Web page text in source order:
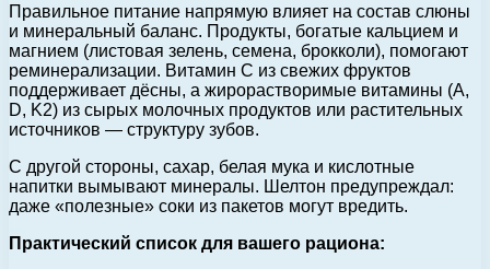
Правильное питание напрямую влияет на состав слюны
и минеральный баланс. Продукты, богатые кальцием и
магнием (листовая зелень, семена, брокколи), помогают
реминерализации. Витамин C из свежих фруктов
поддерживает дёсны, а жирорастворимые витамины (A,
D, K2) из сырых молочных продуктов или растительных
источников — структуру зубов.
С другой стороны, сахар, белая мука и кислотные
напитки вымывают минералы. Шелтон предупреждал:
даже «полезные» соки из пакетов могут вредить.
Практический список для вашего рациона: